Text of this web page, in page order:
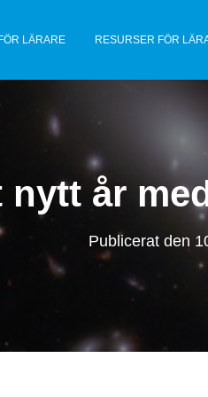
LÄRARE RESURSER FÖR
nytt år
Publicerat den